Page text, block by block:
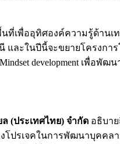
ที่เพื่ออุทิศองค์ความรู้ด้า
ะในปีนี้จะขยายโครงก
development เพื่อ
(ประเทศไทย) จำกัด อธิบา
ปรเจคในการพัฒนาบุคค